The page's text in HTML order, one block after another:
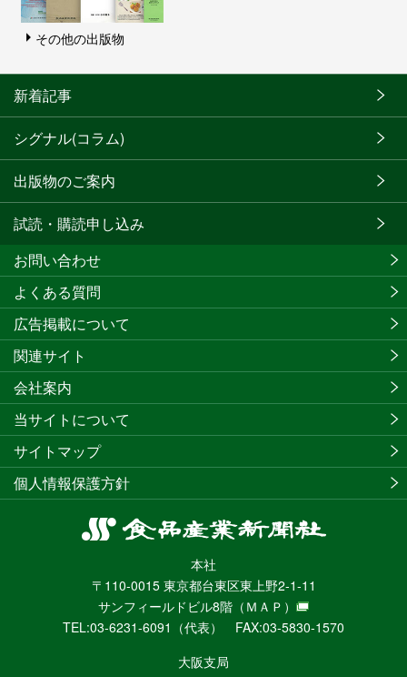
その他の出版物
新着記事
シグナル(コラム)
出版物のご案内
試読・購読申し込み
食
産
業
新
聞
社
本社
〒110-0015 東京都台東区東上野2-1-11
サンフィールドビル8階 （ＭＡＰ）
TEL:03-6231-6091（代表） FAX:03-5830-1570
大阪支局
お問い合わせ
よくある質問
広告掲載について
関連サイト
会社案内
当サイトについて
サイトマップ
個人情報保護方針